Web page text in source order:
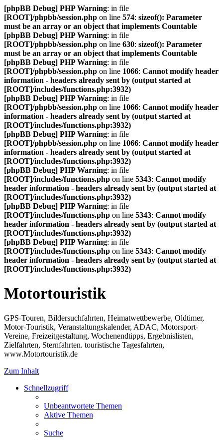
[phpBB Debug] PHP Warning: in file
[ROOT]/phpbb/session.php on line 574: sizeof(): Parameter
must be an array or an object that implements Countable
[phpBB Debug] PHP Warning: in file
[ROOT]/phpbb/session.php on line 630: sizeof(): Parameter
must be an array or an object that implements Countable
[phpBB Debug] PHP Warning: in file
[ROOT]/phpbb/session.php on line 1066: Cannot modify header
information - headers already sent by (output started at
[ROOT]/includes/functions.php:3932)
[phpBB Debug] PHP Warning: in file
[ROOT]/phpbb/session.php on line 1066: Cannot modify header
information - headers already sent by (output started at
[ROOT]/includes/functions.php:3932)
[phpBB Debug] PHP Warning: in file
[ROOT]/phpbb/session.php on line 1066: Cannot modify header
information - headers already sent by (output started at
[ROOT]/includes/functions.php:3932)
[phpBB Debug] PHP Warning: in file
[ROOT]/includes/functions.php on line 5343: Cannot modify
header information - headers already sent by (output started at
[ROOT]/includes/functions.php:3932)
[phpBB Debug] PHP Warning: in file
[ROOT]/includes/functions.php on line 5343: Cannot modify
header information - headers already sent by (output started at
[ROOT]/includes/functions.php:3932)
[phpBB Debug] PHP Warning: in file
[ROOT]/includes/functions.php on line 5343: Cannot modify
header information - headers already sent by (output started at
[ROOT]/includes/functions.php:3932)
Motortouristik
GPS-Touren, Bildersuchfahrten, Heimatwettbewerbe, Oldtimer,
Motor-Touristik, Veranstaltungskalender, ADAC, Motorsport-
Vereine, Freizeitgestaltung, Wochenendtipps, Ergebnislisten,
Zielfahrten, Sternfahrten. touristische Tagesfahrten,
www.Motortouristik.de
Zum Inhalt
Schnellzugriff
Unbeantwortete Themen
Aktive Themen
Suche